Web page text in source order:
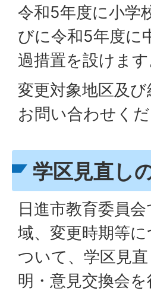
令和5年度に小学
びに令和5年度に
過措置を設けます
変更対象地区及
お問い合わせくだ
学区見直し
日進市教育委員
域、変更時期等
ついて、学区見
明・意見交換会を